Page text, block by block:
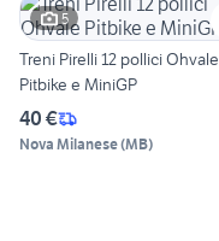
5
Treni Pirelli 12 pollici Ohvale
Pitbike e MiniGP
40 €
Nova Milanese(MB)